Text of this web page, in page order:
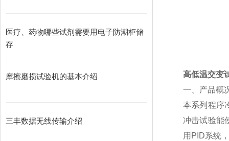
医疗、药物哪些试剂需要用电子防潮柜储
存
摩擦磨损试验机的基本介绍
三丰数据无线传输介绍
高低温交变
一、产品概
本系列程序
冲击试验能
用PID系统